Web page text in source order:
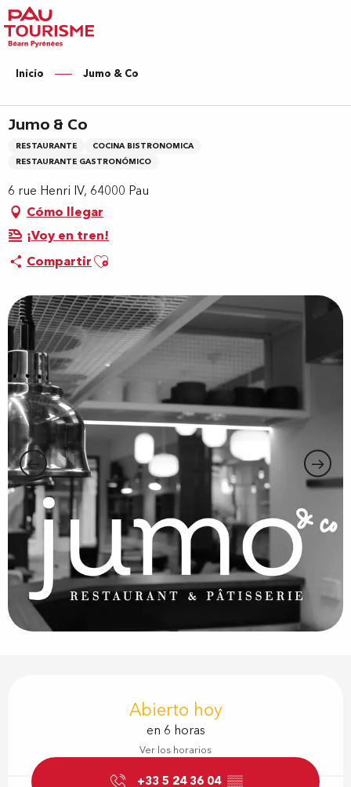
Aller
au
contenu
principal
Inicio Jumo & Co
Jumo & Co
RESTAURANTE
COCINA BISTRONOMICA
RESTAURANTE GASTRONÓMICO
6 rue Henri IV, 64000 Pau
Cómo llegar
¡Voy en tren!
CompartirAjouter aux favoris
Abierto hoy
en 6 horas
Ver los horarios
+33 5 24 36 04 ▒▒